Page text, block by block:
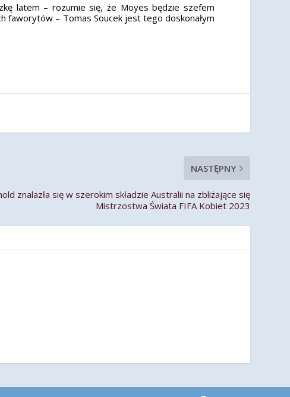
latem – rozumie się, że Moyes będzie szefem
faworytów – Tomas Soucek jest tego doskonałym
NASTĘPNY
znalazła się w szerokim składzie Australii na zbliżające się
Mistrzostwa Świata FIFA Kobiet 2023